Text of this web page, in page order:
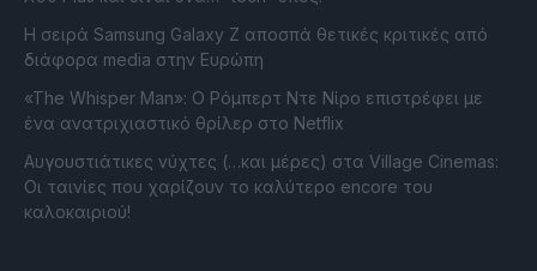
Η σειρά Samsung Galaxy Z αποσπά θετικές κριτικές από
διάφορα media στην Ευρώπη
«The Whisper Man»: Ο Ρόμπερτ Ντε Νίρο επιστρέφει με
ένα ανατριχιαστικό θρίλερ στο Netflix
Αυγουστιάτικες νύχτες (…και μέρες) στα Village Cinemas:
Οι ταινίες που χαρίζουν το καλύτερο encore του
καλοκαιριού!